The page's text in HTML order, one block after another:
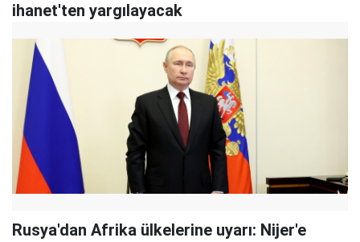
ihanet'ten yargılayacak
Rusya'dan Afrika ülkelerine uyarı: Nijer'e